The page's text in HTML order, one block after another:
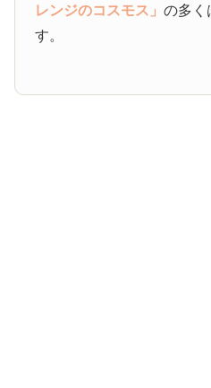
レンジのコスモス」の多く
す。